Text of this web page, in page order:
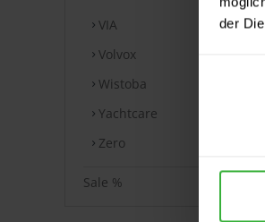
der
VIA
Volvox
Wistoba
Yachtcare
Zero
Sale %